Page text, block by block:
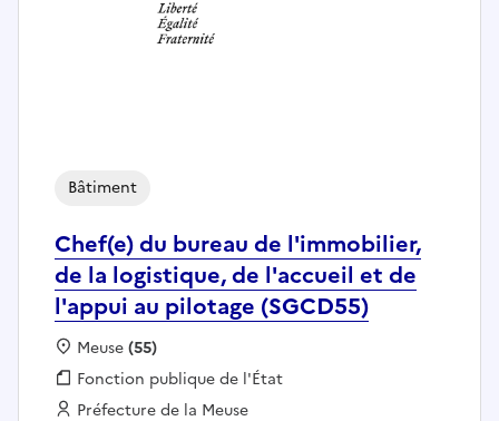
Chef(e) du bureau de l'immobilier,
de la logistique, de l'accueil et de
l'appui au pilotage (SGCD55)
Bâtiment
Localisation :
Meuse(55)
Fonction publique :
Fonction publique de l'État
Employeur :
Préfecture de la Meuse